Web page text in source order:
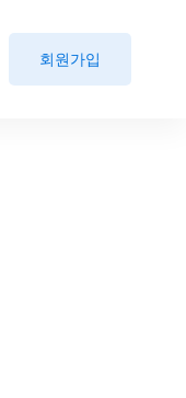
회원가입